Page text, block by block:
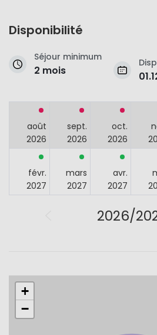
Disponibilité
Séjour minimum
2 mois
août
2026
sept.
2026
oct.
2026
févr.
2027
mars
2027
avr.
2027
2026/
+
−